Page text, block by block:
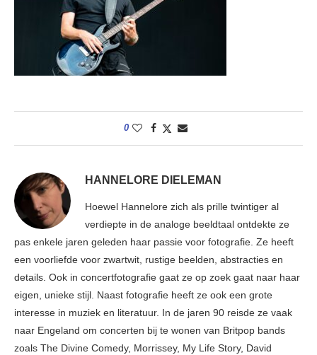
0
HANNELORE DIELEMAN
Hoewel Hannelore zich als prille twintiger al
verdiepte in de analoge beeldtaal ontdekte ze
pas enkele jaren geleden haar passie voor fotografie. Ze heeft
een voorliefde voor zwartwit, rustige beelden, abstracties en
details. Ook in concertfotografie gaat ze op zoek gaat naar haar
eigen, unieke stijl. Naast fotografie heeft ze ook een grote
interesse in muziek en literatuur. In de jaren 90 reisde ze vaak
naar Engeland om concerten bij te wonen van Britpop bands
zoals The Divine Comedy, Morrissey, My Life Story, David